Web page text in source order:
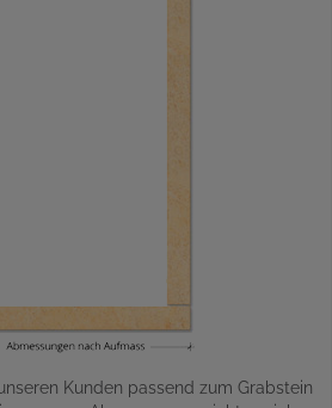
Kunden passend zum Grabstein